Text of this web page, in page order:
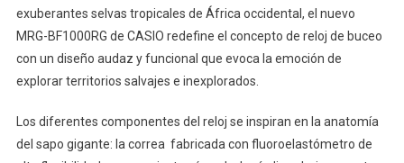
exuberantes selvas tropicales de África occidental, el nuevo
MRG-BF1000RG de CASIO redefine el concepto de reloj de buceo
con un diseño audaz y funcional que evoca la emoción de
explorar territorios salvajes e inexplorados.
Los diferentes componentes del reloj se inspiran en la anatomía
del sapo gigante: la correa fabricada con fluoroelastómetro de